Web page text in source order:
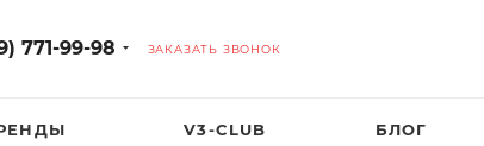
771-99-98 ЗАКАЗАТЬ ЗВОНОК
V3-CLUB БЛОГ